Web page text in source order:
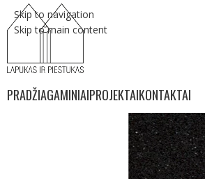
Skip to navigation
Skip to main content
PRADŽIAGAMINIAIPROJEKTAIKONTAKTAI